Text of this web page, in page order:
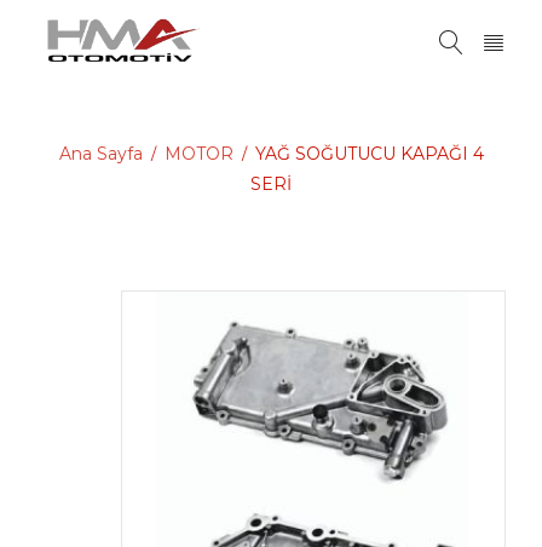
Ana Sayfa / MOTOR / YAĞ SOĞUTUCU KAPAĞI 4
SERİ